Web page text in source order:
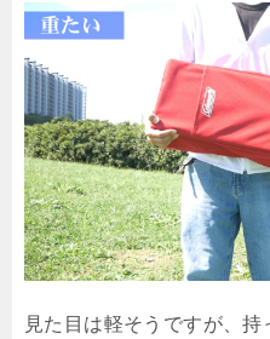
見た目は軽そうですが、